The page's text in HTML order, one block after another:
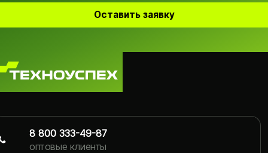
Оставить заявку
8 800 333-49-87
оптовые клиенты